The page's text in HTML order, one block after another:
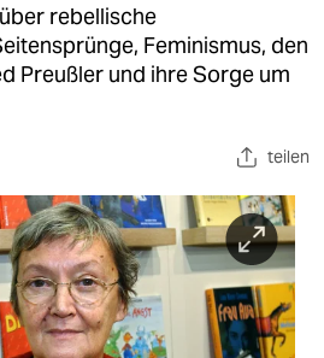
rebellische
Feminismus, den
Preußler und ihre Sorge um
teilen